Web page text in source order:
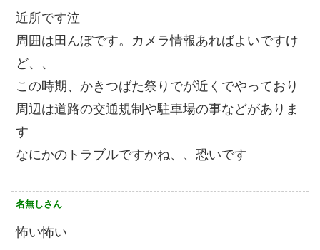
近所です泣
周囲は田んぼです。カメラ情報あればよいですけ
ど、、
この時期、かきつばた祭りでが近くでやっており
周辺は道路の交通規制や駐車場の事などがありま
す
なにかのトラブルですかね、、恐いです
名無しさん
怖い怖い